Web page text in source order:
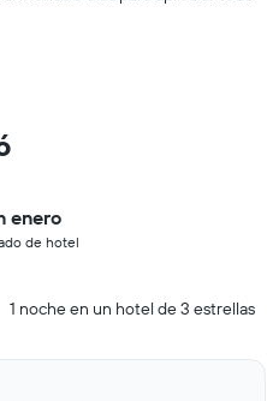
enero
de hotel
1 noche en un hotel de 3 estrellas